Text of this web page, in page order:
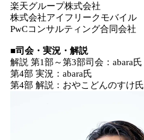
楽天グループ株式会社
株式会社アイフリークモバイル
PwCコンサルティング合同会社
■司会・実況・解説
解説 第1部～第3部司会：abara氏
第4部 実況：abara氏
第4部 解説：おやこどんのすけ氏